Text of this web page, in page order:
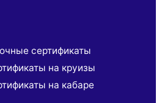
сертификаты
на круизы
на кабаре